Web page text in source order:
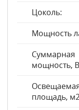
Цоколь:
Мощность
Суммарная
мощность,
площадь,